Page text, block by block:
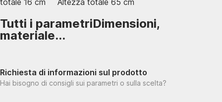
totale 16 cm
Altezza totale 65 cm
Tutti i parametriDimensioni,
materiale...
Richiesta di informazioni sul prodotto
Hai bisogno di consigli sui parametri o sulla scelta?